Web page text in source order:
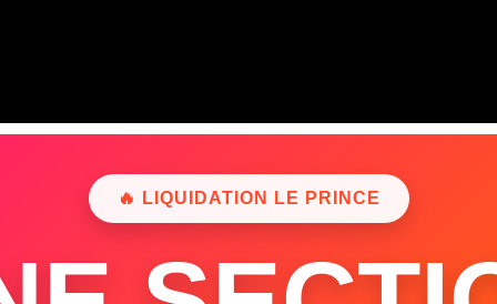
🔥 LIQUIDATION LE PRINCE